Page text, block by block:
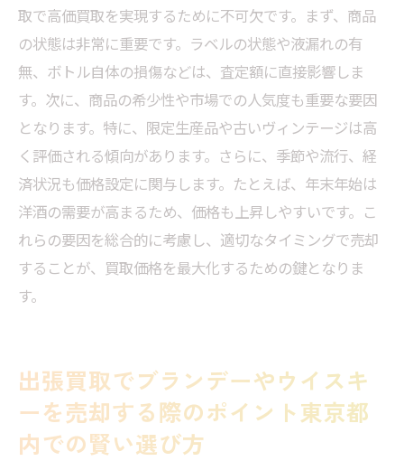
取で高価買取を実現するために不可欠です。まず、商品
の状態は非常に重要です。ラベルの状態や液漏れの有
無、ボトル自体の損傷などは、査定額に直接影響しま
す。次に、商品の希少性や市場での人気度も重要な要因
となります。特に、限定生産品や古いヴィンテージは高
く評価される傾向があります。さらに、季節や流行、経
済状況も価格設定に関与します。たとえば、年末年始は
洋酒の需要が高まるため、価格も上昇しやすいです。こ
れらの要因を総合的に考慮し、適切なタイミングで売却
することが、買取価格を最大化するための鍵となりま
す。
出張買取でブランデーやウイスキ
ーを売却する際のポイント東京都
内での賢い選び方